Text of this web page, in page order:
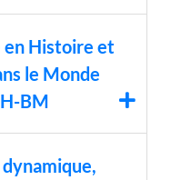
en Histoire et
le Monde
BM